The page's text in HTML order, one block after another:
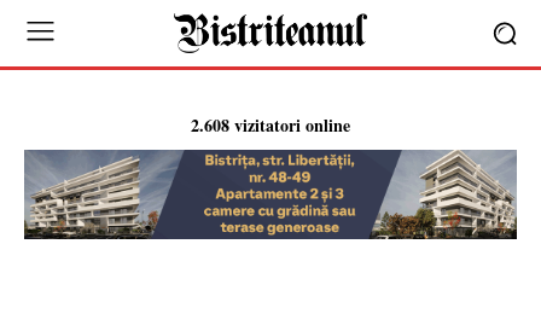
2.608 vizitatori online